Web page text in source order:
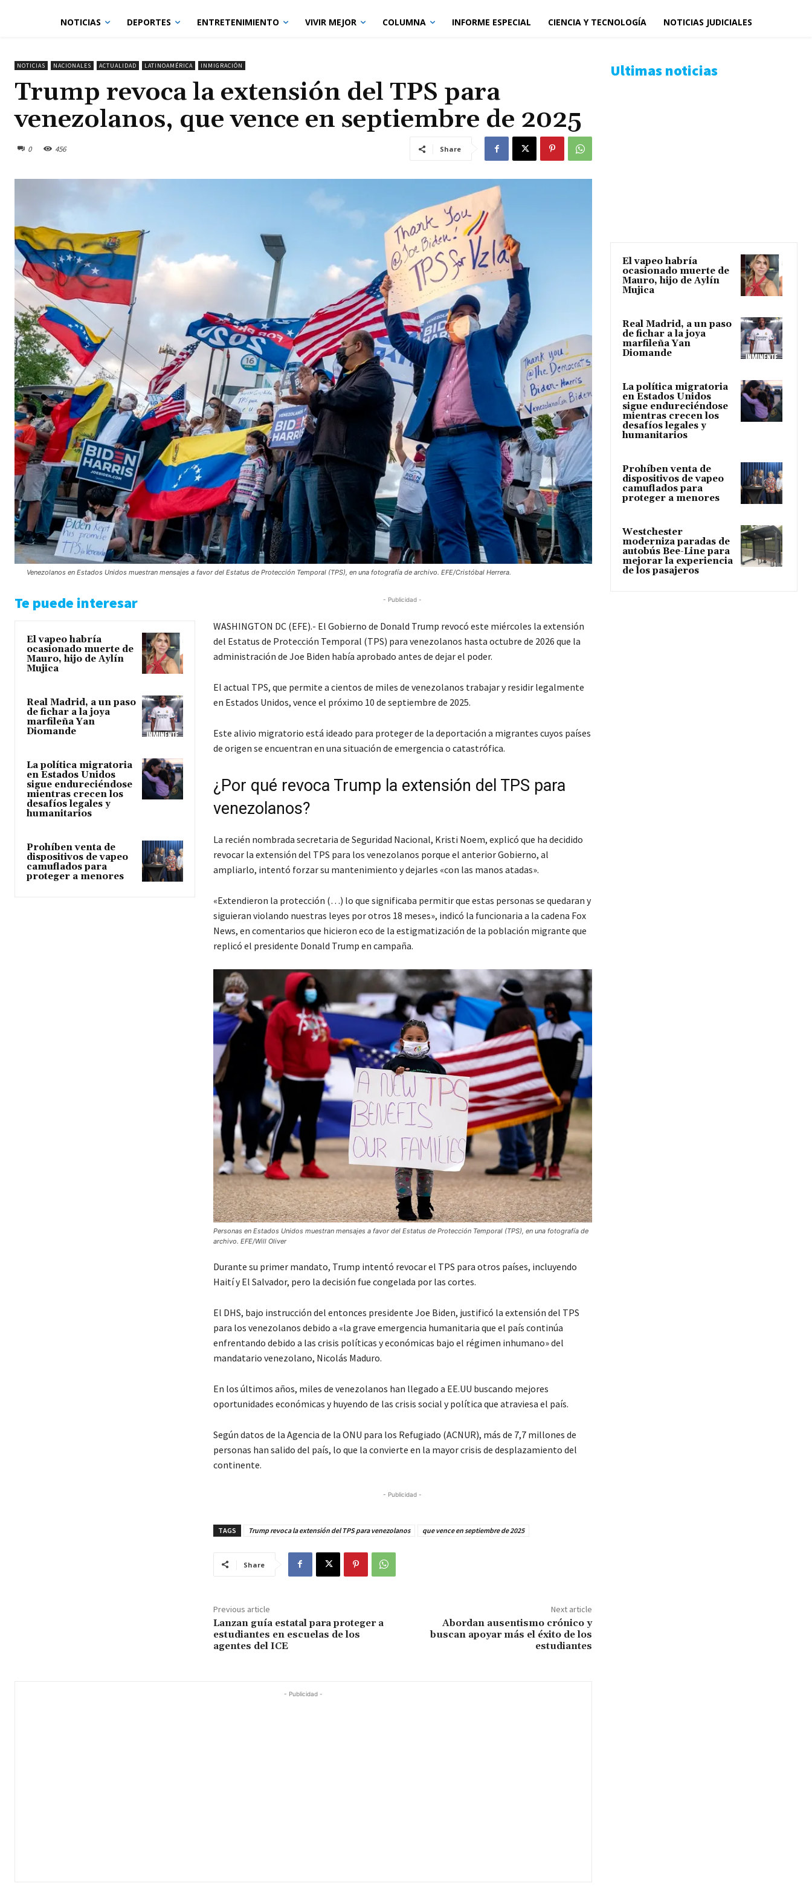
NOTICIAS DEPORTES ENTRETENIMIENTO VIVIR MEJOR COLUMNA INFORME ESPECIAL CIENCIA Y TECNOLOGÍA NOTICIAS JUDICIALES
NOTICIAS NACIONALES ACTUALIDAD LATINOAMÉRICA INMIGRACIÓN
Trump revoca la extensión del TPS para
venezolanos, que vence en septiembre de 2025
0 456 Share
Venezolanos en Estados Unidos muestran mensajes a favor del Estatus de Protección Temporal (TPS), en una fotografía de archivo. EFE/Cristóbal Herrera.
Te puede interesar
El vapeo habría
ocasionado muerte de
Mauro, hijo de Aylín
Mujica
Real Madrid, a un paso
de fichar a la joya
marfileña Yan
Diomande
La política migratoria
en Estados Unidos
sigue endureciéndose
mientras crecen los
desafíos legales y
humanitarios
Prohíben venta de
dispositivos de vapeo
camuflados para
proteger a menores
- Publicidad -
WASHINGTON DC (EFE).- El Gobierno de Donald Trump revocó este miércoles la extensión
del Estatus de Protección Temporal (TPS) para venezolanos hasta octubre de 2026 que la
administración de Joe Biden había aprobado antes de dejar el poder.
El actual TPS, que permite a cientos de miles de venezolanos trabajar y residir legalmente
en Estados Unidos, vence el próximo 10 de septiembre de 2025.
Este alivio migratorio está ideado para proteger de la deportación a migrantes cuyos países
de origen se encuentran en una situación de emergencia o catastrófica.
¿Por qué revoca Trump la extensión del TPS para
venezolanos?
La recién nombrada secretaria de Seguridad Nacional, Kristi Noem, explicó que ha decidido
revocar la extensión del TPS para los venezolanos porque el anterior Gobierno, al
ampliarlo, intentó forzar su mantenimiento y dejarles «con las manos atadas».
«Extendieron la protección (…) lo que significaba permitir que estas personas se quedaran y
siguieran violando nuestras leyes por otros 18 meses», indicó la funcionaria a la cadena Fox
News, en comentarios que hicieron eco de la estigmatización de la población migrante que
replicó el presidente Donald Trump en campaña.
Personas en Estados Unidos muestran mensajes a favor del Estatus de Protección Temporal (TPS), en una fotografía de
archivo. EFE/Will Oliver
Durante su primer mandato, Trump intentó revocar el TPS para otros países, incluyendo
Haití y El Salvador, pero la decisión fue congelada por las cortes.
El DHS, bajo instrucción del entonces presidente Joe Biden, justificó la extensión del TPS
para los venezolanos debido a «la grave emergencia humanitaria que el país continúa
enfrentando debido a las crisis políticas y económicas bajo el régimen inhumano» del
mandatario venezolano, Nicolás Maduro.
En los últimos años, miles de venezolanos han llegado a EE.UU buscando mejores
oportunidades económicas y huyendo de las crisis social y política que atraviesa el país.
Según datos de la Agencia de la ONU para los Refugiado (ACNUR), más de 7,7 millones de
personas han salido del país, lo que la convierte en la mayor crisis de desplazamiento del
continente.
- Publicidad -
TAGS Trump revoca la extensión del TPS para venezolanos que vence en septiembre de 2025
Share
Previous article
Lanzan guía estatal para proteger a
estudiantes en escuelas de los
agentes del ICE
Next article
Abordan ausentismo crónico y
buscan apoyar más el éxito de los
estudiantes
- Publicidad -
Ultimas noticias
El vapeo habría
ocasionado muerte de
Mauro, hijo de Aylín
Mujica
Real Madrid, a un paso
de fichar a la joya
marfileña Yan
Diomande
La política migratoria
en Estados Unidos
sigue endureciéndose
mientras crecen los
desafíos legales y
humanitarios
Prohíben venta de
dispositivos de vapeo
camuflados para
proteger a menores
Westchester
moderniza paradas de
autobús Bee-Line para
mejorar la experiencia
de los pasajeros